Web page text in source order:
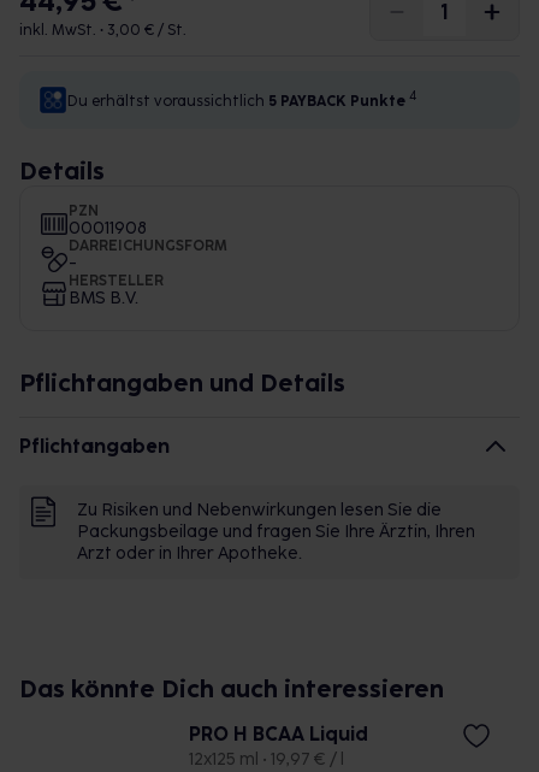
inkl. MwSt. • 3,00 € / St.
Du erhältst voraussichtlich 5 PAYBACK Punkte 4
Details
PZN
00011908
DARREICHUNGSFORM
-
HERSTELLER
BMS B.V.
Pflichtangaben und Details
Pflichtangaben
Zu Risiken und Nebenwirkungen lesen Sie die
Packungsbeilage und fragen Sie Ihre Ärztin, Ihren
Arzt oder in Ihrer Apotheke.
Das könnte Dich auch interessieren
PRO H BCAA Liquid
12x125 ml • 19,97 € / l